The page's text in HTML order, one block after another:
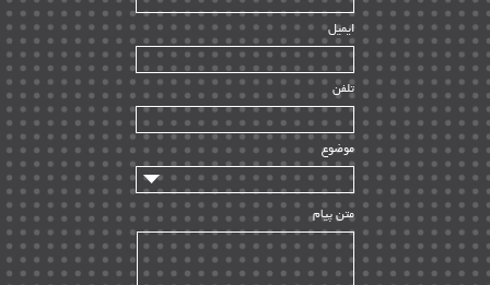
HSE | ۳۹
ساخت و نصب | ۱۲
راه اندازی | ۹
سازندگان و تامین کنندگان | ۱۰
تامین مالی و سرمایه گذاری | ۳۲
ماشین آلات
مدیریت پروژه
مدیریت دانش
مدیریت سازمانی و عمومی | ۲
ایمیل
تلفن
موضوع
متن پیام